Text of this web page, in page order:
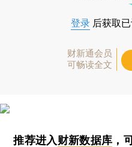
登录 后获取
财新通会员
可畅读全文
推荐进入财新数据库 ，